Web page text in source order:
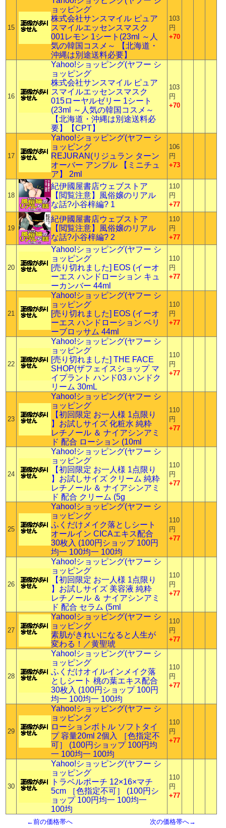
15
ョッピング
株式会社サンスマイル ピュア
スマイルエッセンスマスク
001レモン 1シート(23ml ～人
気の韓国コスメ～ 【北海道・
沖縄は別途送料必要】
103
円
+70
16
Yahoo!ショッピング(ヤフー シ
ョッピング
株式会社サンスマイル ピュア
スマイルエッセンスマスク
015ローヤルゼリー 1シート
(23ml ～人気の韓国コスメ～
【北海道・沖縄は別途送料必
要】【CPT】
103
円
+70
17
Yahoo!ショッピング(ヤフー シ
ョッピング
REJURAN(リジュラン ターン
オーバー アンプル 【ミニチュ
ア】 2ml
106
円
+73
18
紀伊國屋書店ウェブストア
【閲覧注意】風俗嬢のリアル
な話?小谷梓編? 1
110
円
+77
19
紀伊國屋書店ウェブストア
【閲覧注意】風俗嬢のリアル
な話?小谷梓編? 2
110
円
+77
20
Yahoo!ショッピング(ヤフー シ
ョッピング
[売り切れました] EOS (イーオ
ーエス ハンドローション キュ
ーカンバー 44ml
110
円
+77
21
Yahoo!ショッピング(ヤフー シ
ョッピング
[売り切れました] EOS (イーオ
ーエス ハンドローション ベリ
ーブロッサム 44ml
110
円
+77
22
Yahoo!ショッピング(ヤフー シ
ョッピング
[売り切れました] THE FACE
SHOP(ザフェイスショップ マ
イプラント ハンド03 ハンドク
リーム 30mL
110
円
+77
23
Yahoo!ショッピング(ヤフー シ
ョッピング
【初回限定 お一人様 1点限り
】お試しサイズ 化粧水 純粋
レチノール ＆ ナイアシンアミ
ド 配合 ローション (10ml
110
円
+77
24
Yahoo!ショッピング(ヤフー シ
ョッピング
【初回限定 お一人様 1点限り
】お試しサイズ クリーム 純粋
レチノール ＆ ナイアシンアミ
ド 配合 クリーム (5g
110
円
+77
25
Yahoo!ショッピング(ヤフー シ
ョッピング
ふくだけメイク落としシート
オールイン CICAエキス配合
30枚入 (100円ショップ 100円
均一 100均一 100均
110
円
+77
26
Yahoo!ショッピング(ヤフー シ
ョッピング
【初回限定 お一人様 1点限り
】お試しサイズ 美容液 純粋
レチノール ＆ ナイアシンアミ
ド 配合 セラム (5ml
110
円
+77
27
Yahoo!ショッピング(ヤフー シ
ョッピング
素肌がきれいになると人生が
変わる！／黄聖琥
110
円
+77
28
Yahoo!ショッピング(ヤフー シ
ョッピング
ふくだけオイルインメイク落
としシート 桃の葉エキス配合
30枚入 (100円ショップ 100円
均一 100均一 100均
110
円
+77
29
Yahoo!ショッピング(ヤフー シ
ョッピング
ローションボトル ソフトタイ
プ 容量20ml 2個入 ［色指定不
可］ (100円ショップ 100円均
一 100均一 100均
110
円
+77
30
Yahoo!ショッピング(ヤフー シ
ョッピング
トラベルポーチ 12×16×マチ
5cm ［色指定不可］ (100円シ
ョップ 100円均一 100均一
100均
110
円
+77
←前の価格帯へ 次の価格帯へ→